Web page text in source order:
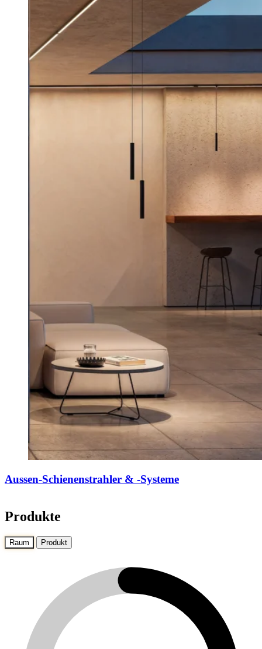
Aussen-Schienenstrahler & -Systeme
Produkte
Raum Produkt